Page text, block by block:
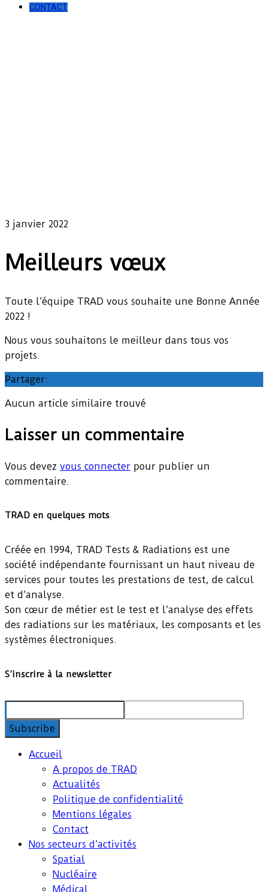
CONTACT
3 janvier 2022
Meilleurs vœux
Toute l’équipe TRAD vous souhaite une Bonne Année
2022 !
Nous vous souhaitons le meilleur dans tous vos
projets.
Partager:
Aucun article similaire trouvé
Laisser un commentaire
Vous devez vous connecter pour publier un
commentaire.
TRAD en quelques mots
Créée en 1994, TRAD Tests & Radiations est une
société indépendante fournissant un haut niveau de
services pour toutes les prestations de test, de calcul
et d’analyse.
Son cœur de métier est le test et l’analyse des effets
des radiations sur les matériaux, les composants et les
systèmes électroniques.
S’inscrire à la newsletter
Accueil
A propos de TRAD
Actualités
Politique de confidentialité
Mentions légales
Contact
Nos secteurs d’activités
Spatial
Nucléaire
Médical